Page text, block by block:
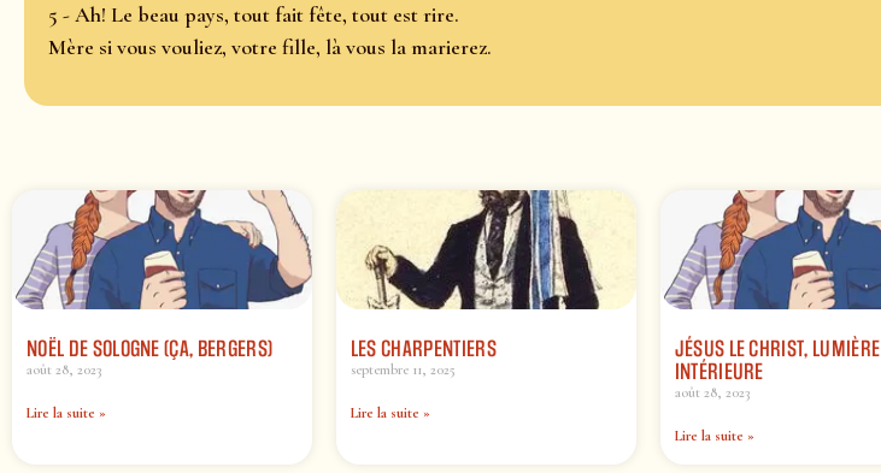
5 - Ah! Le beau pays, tout fait fête, tout est rire.
Mère si vous vouliez, votre fille, là vous la marierez.
NOËL DE SOLOGNE (ÇA, BERGERS)
août 28, 2023
Lire la suite »
LES CHARPENTIERS
septembre 11, 2025
Lire la suite »
JÉSUS LE CHRIST, LUMIÈRE
INTÉRIEURE
août 28, 2023
Lire la suite »